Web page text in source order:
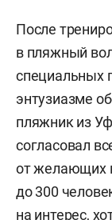
После
в пляжный
специальных
энтузиазме
пляжник из
согласовал
от желающих
до 300
на интерес,